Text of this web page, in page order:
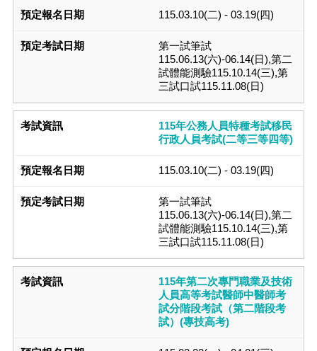
115.03.10(二) - 03.19(四)
第一試筆試
115.06.13(六)-06.14(日),第二
試體能測驗115.10.14(三),第
三試口試115.11.08(日)
115年公務人員特種考試移民
行政人員考試(二等三等四等)
115.03.10(二) - 03.19(四)
第一試筆試
115.06.13(六)-06.14(日),第二
試體能測驗115.10.14(三),第
三試口試115.11.08(日)
115年第二次專門職業及技術
人員高等考試醫師中醫師考
試分階段考試（第二階段考
試）(專技高考)